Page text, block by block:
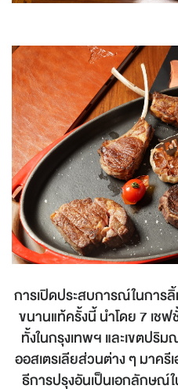
การเปิดประสบการณ์ในการ
ขนานแท้ครั้งนี้ นำโดย 7 เช
ทั้งในกรุงเทพฯ และเขตปริ
ออสเตรเลียส่วนต่าง ๆ มาครี
ธีการปรุงอันเป็นเอกลักษณ์